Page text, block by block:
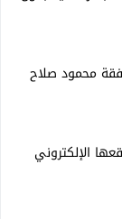
محمود صلاح
الإلكتروني